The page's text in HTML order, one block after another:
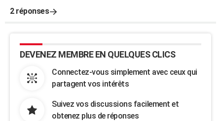
2 réponses
DEVENEZ MEMBRE EN QUELQUES CLICS
Connectez-vous simplement avec ceux qui
partagent vos intérêts
Suivez vos discussions facilement et
obtenez plus de réponses